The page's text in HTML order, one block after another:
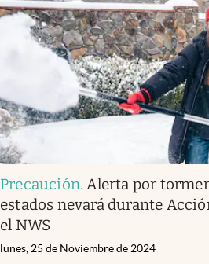
Precaución.Alerta por
estados nevará durante
el NWS
lunes, 25 de Noviembre de 2024